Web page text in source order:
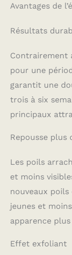
Avantages de
Résultats
Contrairement
pour une
garantit une
trois à six
principaux
Repousse plus
Les poils
et moins
nouveaux
jeunes et
apparence
Effet exfoliant